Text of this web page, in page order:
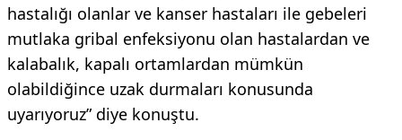
hastalığı olanlar ve kanser hastaları ile gebeleri
mutlaka gribal enfeksiyonu olan hastalardan ve
kalabalık, kapalı ortamlardan mümkün
olabildiğince uzak durmaları konusunda
uyarıyoruz” diye konuştu.